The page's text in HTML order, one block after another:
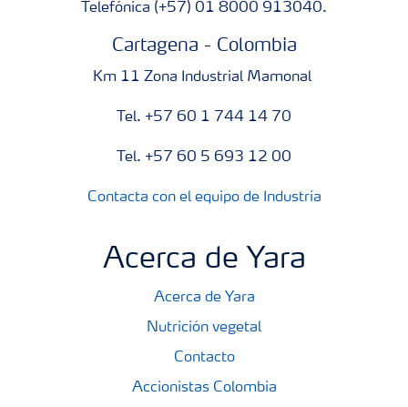
Telefónica (+57) 01 8000 913040.
Cartagena - Colombia
Km 11 Zona Industrial Mamonal
Tel. +57 60 1 744 14 70
Tel. +57 60 5 693 12 00
Contacta con el equipo de Industria
Acerca de Yara
Acerca de Yara
Nutrición vegetal
Contacto
Accionistas Colombia